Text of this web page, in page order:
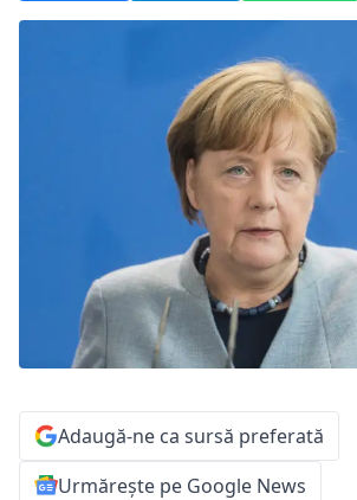
Adaugă-ne ca sursă preferată
Urmărește pe Google News